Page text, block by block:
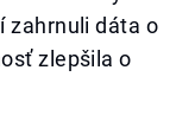
zahrnuli dáta o
zlepšila o